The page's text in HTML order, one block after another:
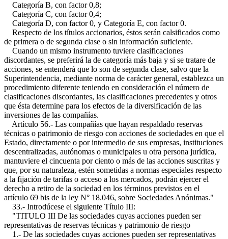
Categoría B, con factor 0,8;
Categoría C, con factor 0,4;
Categoría D, con factor 0, y Categoría E, con factor 0.
Respecto de los títulos accionarios, éstos serán calsificados como
de primera o de segunda clase o sin información suficiente.
Cuando un mismo instrumento tuviere clasificaciones
discordantes, se preferirá la de categoría más baja y si se tratare de
acciones, se entenderá que lo son de segunda clase, salvo que la
Superintendencia, mediante norma de carácter general, establezca un
procedimiento diferente teniendo en consideración el número de
clasificaciones discordantes, las clasificaciones precedentes y otros
que ésta determine para los efectos de la diversificación de las
inversiones de las compañías.
Artículo 56.- Las compañías que hayan respaldado reservas
técnicas o patrimonio de riesgo con acciones de sociedades en que el
Estado, directamente o por intermedio de sus empresas, instituciones
descentralizadas, autónomas o municipales u otra persona jurídica,
mantuviere el cincuenta por ciento o más de las acciones suscritas y
que, por su naturaleza, estén sometidas a normas especiales respecto
a la fijación de tarifas o acceso a los mercados, podrán ejercer el
derecho a retiro de la sociedad en los términos previstos en el
artículo 69 bis de la ley N° 18.046, sobre Sociedades Anónimas."
33.- Introdúcese el siguiente Título III:
"TITULO III De las sociedades cuyas acciones pueden ser
representativas de reservas técnicas y patrimonio de riesgo
1.- De las sociedades cuyas acciones pueden ser representativas